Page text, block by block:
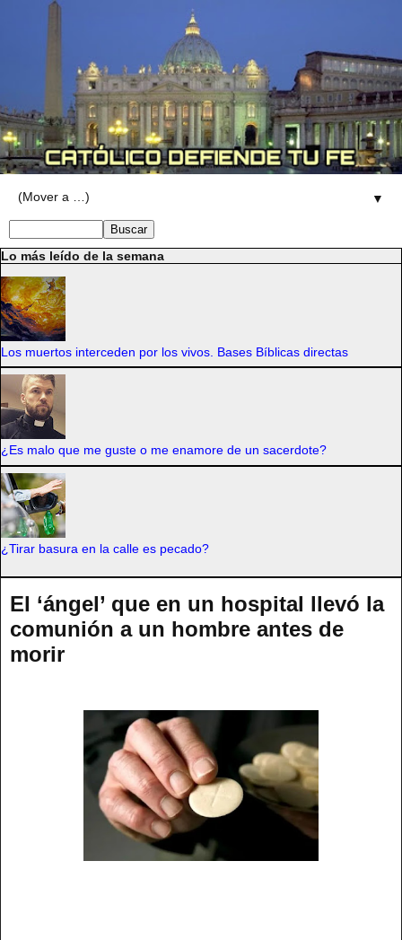
▼
Lo más leído de la semana
Los muertos interceden por los vivos. Bases Bíblicas directas
¿Es malo que me guste o me enamore de un sacerdote?
¿Tirar basura en la calle es pecado?
El ‘ángel’ que en un hospital llevó la
comunión a un hombre antes de
morir